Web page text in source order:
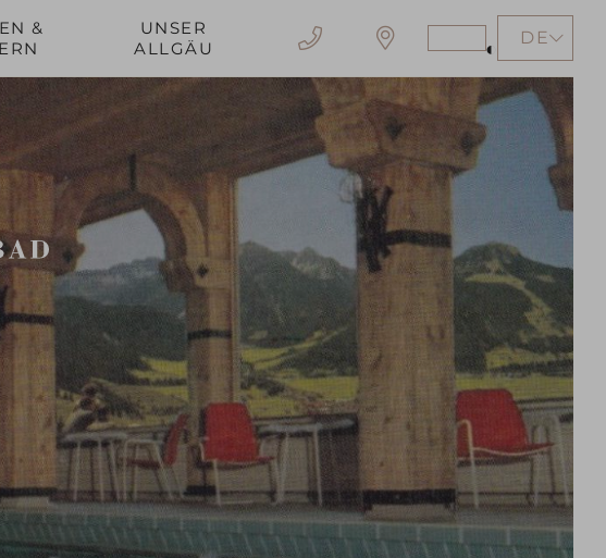
Stärkeren
Kontrast
erzeugen
DE
EN
&
UNSER
ALLGÄU